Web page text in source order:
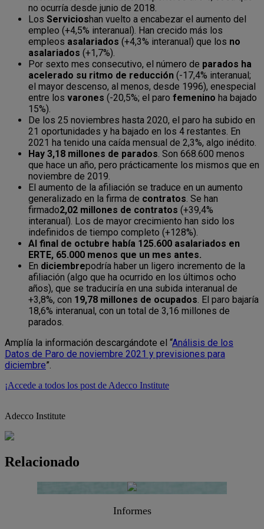
no ocurría desde junio de 2018.
Los Servicioshan vuelto a encabezar el aumento del
empleo (+4,5% interanual). Han crecido más los
empleos asalariados (+4,3% interanual) que los no
asalariados (+1,7%).
Por sexto mes consecutivo, el número de parados ha
acelerado su ritmo de reducción (-17,4% interanual;
el mayor descenso, al menos, desde 1996), enespecial
entre los varones (-20,5%; el paro femenino ha bajado
15%).
De los 25 noviembres hasta 2020, el paro ha subido en
21 oportunidades y ha bajado en los 4 restantes. En
2021 ha tenido una caída mensual de 2,3%, algo inédito.
Hay 3,18 millones de parados . Son 668.600 menos
que hace un año, pero prácticamente los mismos que en
noviembre de 2019.
El aumento de la afiliación se traduce en un aumento
generalizado en la firma de contratos . Se han
firmado2,02 millones de contratos (+39,4%
interanual). Los de mayor crecimiento han sido los
indefinidos de tiempo completo (+128%).
Al final de octubre había 125.600 asalariados en
ERTE, 65.000 menos que un mes antes.
En diciembrepodría haber un ligero incremento de la
afiliación (algo que ha ocurrido en los últimos ocho
años), que se traduciría en una subida interanual de
+3,8%, con 19,78 millones de ocupados . El paro bajaría
18,6% interanual, con un total de 3,16 millones de
parados.
Amplía la información descargándote el “Análisis de los
Datos de Paro de noviembre 2021 y previsiones para
diciembre”.
¡Accede a todos los post de Adecco Institute
Adecco Institute
Relacionado
Informes